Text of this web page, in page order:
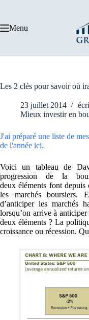
Menu
Les 2 clés pour savoir où
23 juillet 2014
Mieux investir en
J'ai préparé une liste de
de l'année ici.
Voici un tableau de
progression de la
deux éléments font depuis
les marchés boursiers.
d’anticiper les marchés
lorsqu’on arrive à
deux éléments ? La
croissance ou récession.